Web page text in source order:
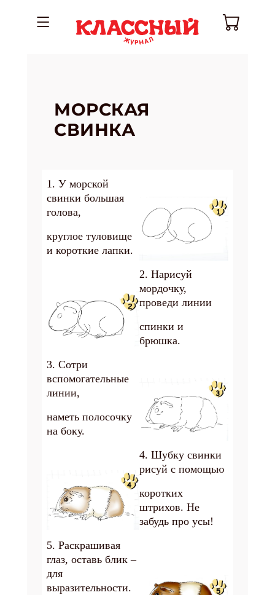
МОРСКАЯ
СВИНКА
1. У морской
свинки большая
голова,
круглое туловище
и короткие лапки.
2. Нарисуй
мордочку,
проведи линии
спинки и
брюшка.
3. Сотри
вспомогательные
линии,
наметь полосочку
на боку.
4. Шубку свинки
рисуй с помощью
коротких
штрихов. Не
забудь про усы!
5. Раскрашивая
глаз, оставь блик –
для
выразительности.